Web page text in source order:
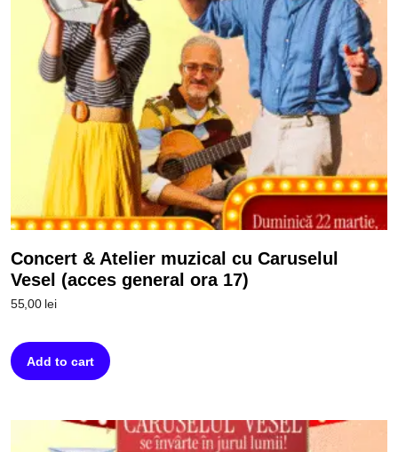
Concert & Atelier muzical cu Caruselul
Vesel (acces general ora 17)
55,00 lei
Add to cart